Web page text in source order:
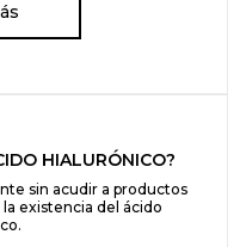
HIALURÓNICO?
sin acudir a productos
la existencia del ácido